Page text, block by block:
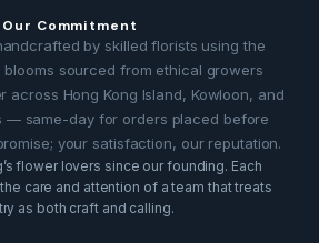
Our Commitment
by skilled florists using the
sourced from ethical growers
across Hong Kong Island, Kowloon, and
— same-day for orders placed before
your satisfaction, our reputation.
flower lovers since our founding. Each
care and attention of a team that treats
as both craft and calling.